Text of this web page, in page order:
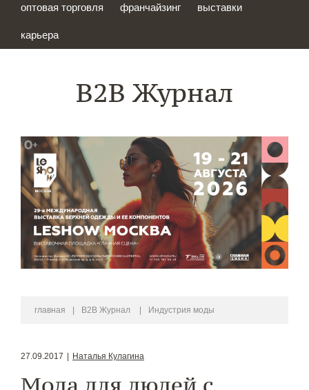
оптовая торговля франчайзинг выставки
карьера
B2B Журнал
главная B2B Журнал Индустрия моды
27.09.2017 Наталья Кулагина